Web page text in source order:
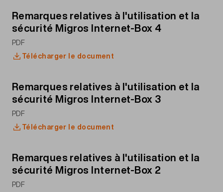
Remarques relatives à l'utilisation et la
sécurité Migros Internet-Box 4
PDF
Télécharger le document
Remarques relatives à l'utilisation et la
sécurité Migros Internet-Box 3
PDF
Télécharger le document
Remarques relatives à l'utilisation et la
sécurité Migros Internet-Box 2
PDF